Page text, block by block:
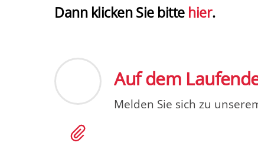
Dann klicken Sie bitte hier.
Auf dem
Melden Sie sich zu